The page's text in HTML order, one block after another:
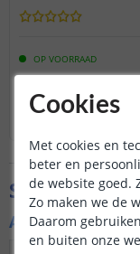
OP VOORRAAD
IN
Specificaties
Algemene
Cookies
Met cookies en
beter en
de website goed.
Zo maken we de
Daarom
en buiten onze